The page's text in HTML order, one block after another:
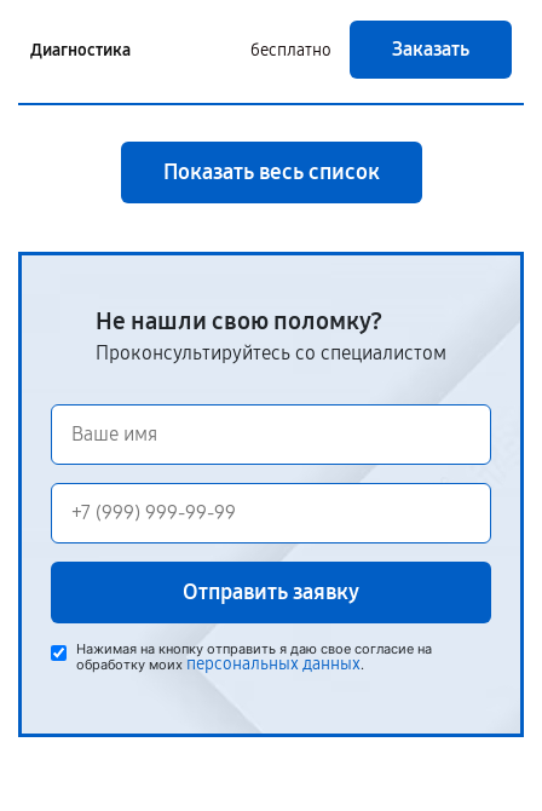
Диагностика бесплатно Заказать
Показать весь список
Не нашли свою поломку?
Проконсультируйтесь со специалистом
Отправить заявку
Нажимая на кнопку отправить я даю свое согласие на
обработку моих персональных данных.